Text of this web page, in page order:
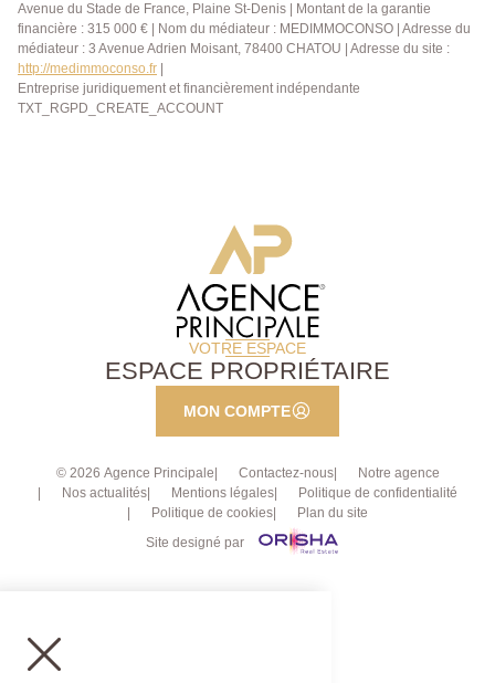
Avenue du Stade de France, Plaine St-Denis | Montant de la garantie
financière : 315 000 € | Nom du médiateur : MEDIMMOCONSO | Adresse du
médiateur : 3 Avenue Adrien Moisant, 78400 CHATOU | Adresse du site :
http://medimmoconso.fr
Entreprise juridiquement et financièrement indépendante
TXT_RGPD_CREATE_ACCOUNT
VOTRE ESPACE
ESPACE PROPRIÉTAIRE
MON COMPTE
© 2026 Agence Principale Contactez-nous
Notre agence
Nos actualités
Mentions légales
Politique de confidentialité
Politique de cookies
Plan du site
Site designé par